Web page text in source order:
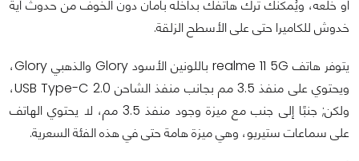
أو خلعه، ويُمكنك ترك هاتفك بداخله بأمان دون الخوف من حدوث أية
خدوش للكاميرا حتى على الأسطح الزلقة.
يتوفر هاتف realme 11 5G باللونين الأسود Glory والذهبي Glory،
ويحتوي على منفذ 3.5 مم بجانب منفذ الشاحن USB Type-C 2.0،
ولكن; جنبًا إلى جنب مع ميزة وجود منفذ 3.5 مم، لا يحتوي الهاتف
على سماعات ستيريو، وهي ميزة هامة حتى في هذه الفئة السعرية.